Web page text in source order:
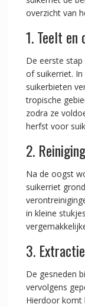
overzicht van
1. Teelt en
De eerste
of suikerriet.
suikerbieten
tropische
zodra ze
herfst voor
2.
Na de oogst
suikerriet
in kleine
3.
De gesneden
vervolgens
Hierdoor komt